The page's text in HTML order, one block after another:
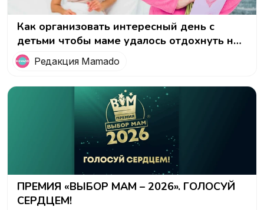
Как организовать интересный день с
детьми чтобы маме удалось отдохнуть на
8 мартаРедакция Mamado
ПРЕМИЯ «ВЫБОР МАМ – 2026». ГОЛОСУЙ
СЕРДЦЕМ!